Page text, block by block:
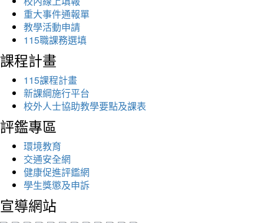
重大事件通報單
教學活動申請
115職課務選填
課程計畫
115課程計畫
新課綱施行平台
校外人士協助教學要點及課表
評鑑專區
環境教育
交通安全網
健康促進評鑑網
學生獎懲及申訴
宣導網站